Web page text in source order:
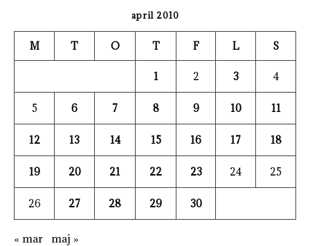
april 2010
M T O T F L S
1 2 3 4
5 6 7 8 9 10 11
12 13 14 15 16 17 18
19 20 21 22 23 24 25
26 27 28 29 30
« mar maj »